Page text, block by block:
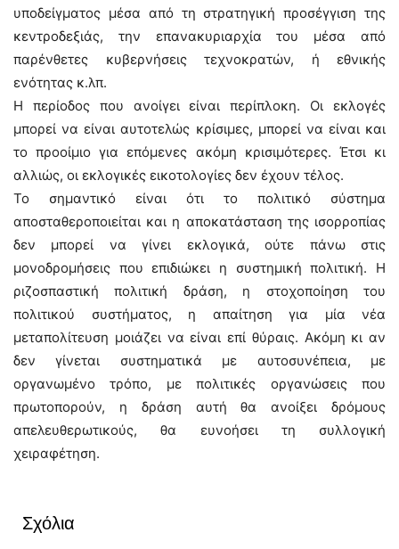
υποδείγματος μέσα από τη στρατηγική προσέγγιση της
κεντροδεξιάς, την επανακυριαρχία του μέσα από
παρένθετες κυβερνήσεις τεχνοκρατών, ή εθνικής
ενότητας κ.λπ.
Η περίοδος που ανοίγει είναι περίπλοκη. Οι εκλογές
μπορεί να είναι αυτοτελώς κρίσιμες, μπορεί να είναι και
το προοίμιο για επόμενες ακόμη κρισιμότερες. Έτσι κι
αλλιώς, οι εκλογικές εικοτολογίες δεν έχουν τέλος.
Το σημαντικό είναι ότι το πολιτικό σύστημα
αποσταθεροποιείται και η αποκατάσταση της ισορροπίας
δεν μπορεί να γίνει εκλογικά, ούτε πάνω στις
μονοδρομήσεις που επιδιώκει η συστημική πολιτική. Η
ριζοσπαστική πολιτική δράση, η στοχοποίηση του
πολιτικού συστήματος, η απαίτηση για μία νέα
μεταπολίτευση μοιάζει να είναι επί θύραις. Ακόμη κι αν
δεν γίνεται συστηματικά με αυτοσυνέπεια, με
οργανωμένο τρόπο, με πολιτικές οργανώσεις που
πρωτοπορούν, η δράση αυτή θα ανοίξει δρόμους
απελευθερωτικούς, θα ευνοήσει τη συλλογική
χειραφέτηση.
Σχόλια